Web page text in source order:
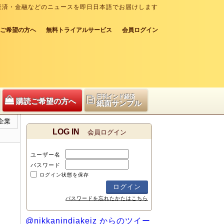
・金融などのニュースを即日日本語でお届けします
希望の方へ 無料トライアルサービス 会員ログイン
購読ご希望の方へ
日刊インド経済
紙面サンプル
業
LOG IN 会員ログイン
ユーザー名
パスワード
ログイン状態を保存
パスワードを忘れたかたはこちら
@nikkanindiakeiz からのツイー